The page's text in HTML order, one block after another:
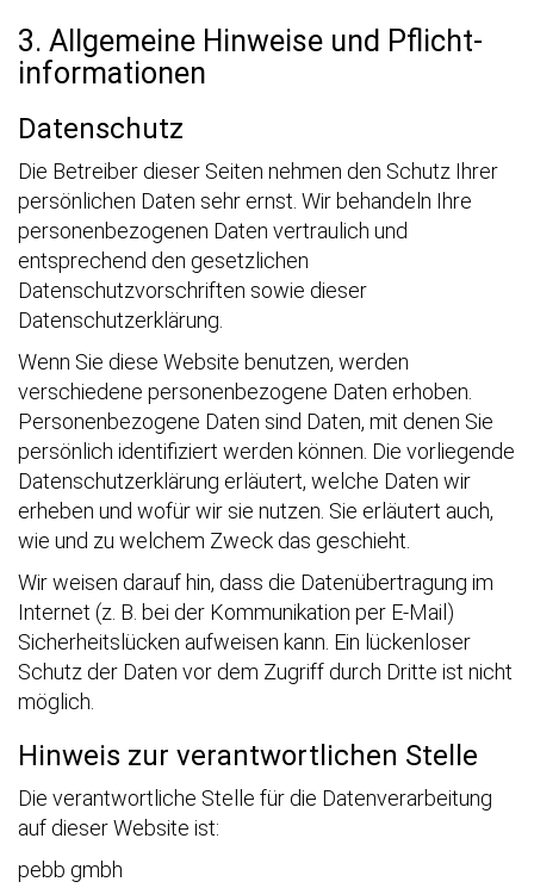
3. Allgemeine Hinweise und Pflicht­
informationen
Datenschutz
Die Betreiber dieser Seiten nehmen den Schutz Ihrer
persönlichen Daten sehr ernst. Wir behandeln Ihre
personenbezogenen Daten vertraulich und
entsprechend den gesetzlichen
Datenschutzvorschriften sowie dieser
Datenschutzerklärung.
Wenn Sie diese Website benutzen, werden
verschiedene personenbezogene Daten erhoben.
Personenbezogene Daten sind Daten, mit denen Sie
persönlich identifiziert werden können. Die vorliegende
Datenschutzerklärung erläutert, welche Daten wir
erheben und wofür wir sie nutzen. Sie erläutert auch,
wie und zu welchem Zweck das geschieht.
Wir weisen darauf hin, dass die Datenübertragung im
Internet (z. B. bei der Kommunikation per E-Mail)
Sicherheitslücken aufweisen kann. Ein lückenloser
Schutz der Daten vor dem Zugriff durch Dritte ist nicht
möglich.
Hinweis zur verantwortlichen Stelle
Die verantwortliche Stelle für die Datenverarbeitung
auf dieser Website ist:
pebb gmbh